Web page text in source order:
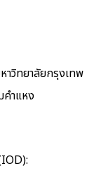
าวิทยาลัยกรุงเทพ
คำแหง